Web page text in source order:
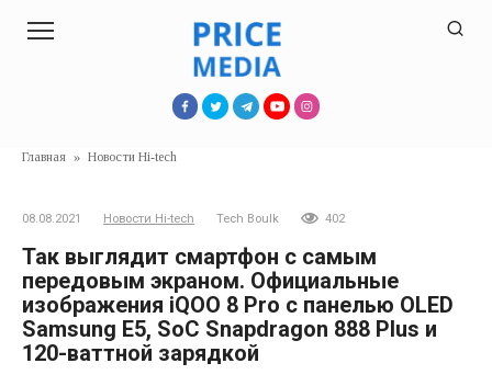
Главная » Новости Hi-tech
08.08.2021 Новости Hi-tech Tech Boulk 402
Так выглядит смартфон с самым
передовым экраном. Официальные
изображения iQOO 8 Pro с панелью OLED
Samsung E5, SoC Snapdragon 888 Plus и
120-ваттной зарядкой